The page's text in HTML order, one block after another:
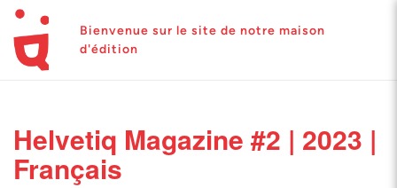
Bienvenue sur le site de notre maison
d'édition
Helvetiq Magazine #2 | 2023 |
Français